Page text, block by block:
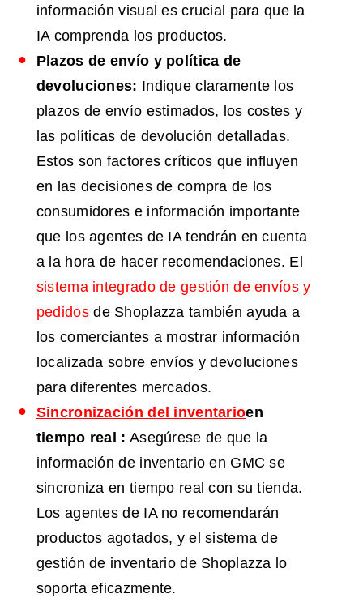
información visual es crucial para que la
IA comprenda los productos.
Plazos de envío y política de
devoluciones: Indique claramente los
plazos de envío estimados, los costes y
las políticas de devolución detalladas.
Estos son factores críticos que influyen
en las decisiones de compra de los
consumidores e información importante
que los agentes de IA tendrán en cuenta
a la hora de hacer recomendaciones. El
sistema integrado de gestión de envíos y
pedidosde Shoplazza también ayuda a
los comerciantes a mostrar información
localizada sobre envíos y devoluciones
para diferentes mercados.
Sincronización del inventarioen
tiempo real : Asegúrese de que la
información de inventario en GMC se
sincroniza en tiempo real con su tienda.
Los agentes de IA no recomendarán
productos agotados, y el sistema de
gestión de inventario de Shoplazza lo
soporta eficazmente.